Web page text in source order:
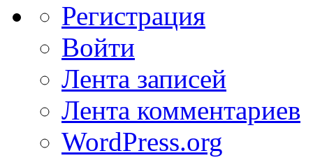
Регистрация
Войти
Лента записей
Лента комментариев
WordPress.org